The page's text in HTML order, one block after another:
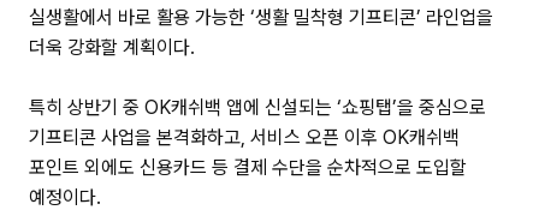
실생활에서 바로 활용 가능한 ‘생활 밀착형 기프티콘’ 라인업을
더욱 강화할 계획이다.
특히 상반기 중 OK캐쉬백 앱에 신설되는 ‘쇼핑탭’을 중심으로
기프티콘 사업을 본격화하고, 서비스 오픈 이후 OK캐쉬백
포인트 외에도 신용카드 등 결제 수단을 순차적으로 도입할
예정이다.